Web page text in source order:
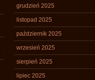
grudzień 2025
listopad 2025
październik 2025
wrzesień 2025
sierpień 2025
lipiec 2025